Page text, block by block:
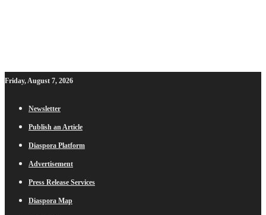
Friday, August 7, 2026
Newsletter
Publish an Article
Diaspora Platform
Advertisement
Press Release Services
Diaspora Map